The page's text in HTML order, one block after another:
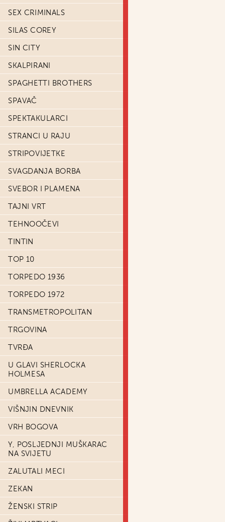
SEX CRIMINALS
SILAS COREY
SIN CITY
SKALPIRANI
SPAGHETTI BROTHERS
SPAVAČ
SPEKTAKULARCI
STRANCI U RAJU
STRIPOVIJETKE
SVAGDANJA BORBA
SVEBOR I PLAMENA
TAJNI VRT
TEHNOOČEVI
TINTIN
TOP 10
TORPEDO 1936
TORPEDO 1972
TRANSMETROPOLITAN
TRGOVINA
TVRĐA
U GLAVI SHERLOCKA
HOLMESA
UMBRELLA ACADEMY
VIŠNJIN DNEVNIK
VRH BOGOVA
Y, POSLJEDNJI MUŠKARAC
NA SVIJETU
ZALUTALI MECI
ZEKAN
ŽENSKI STRIP